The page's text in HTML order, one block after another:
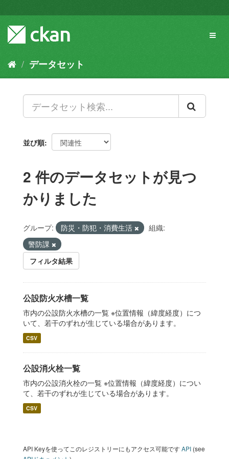
キ
容
データセット
並び順
2 件のデータセットが見つ
かりました
グループ: 防災・防犯・消費生活
組織:
警防課
フィルタ結果
公設防火水槽一覧
市内の公設防火水槽の一覧 ※位置情報（緯度経度）につ
いて、若干のずれが生じている場合があります。
CSV
公設消火栓一覧
市内の公設消火栓の一覧 ※位置情報（緯度経度）につい
て、若干のずれが生じている場合があります。
CSV
API Keyを使ってこのレジストリーにもアクセス可能ですAPI (see